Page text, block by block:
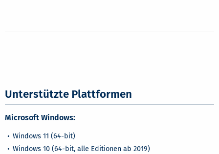
Unterstützte Plattformen
Microsoft Windows:
Windows 11 (64-bit)
Windows 10 (64-bit, alle Editionen ab 2019)